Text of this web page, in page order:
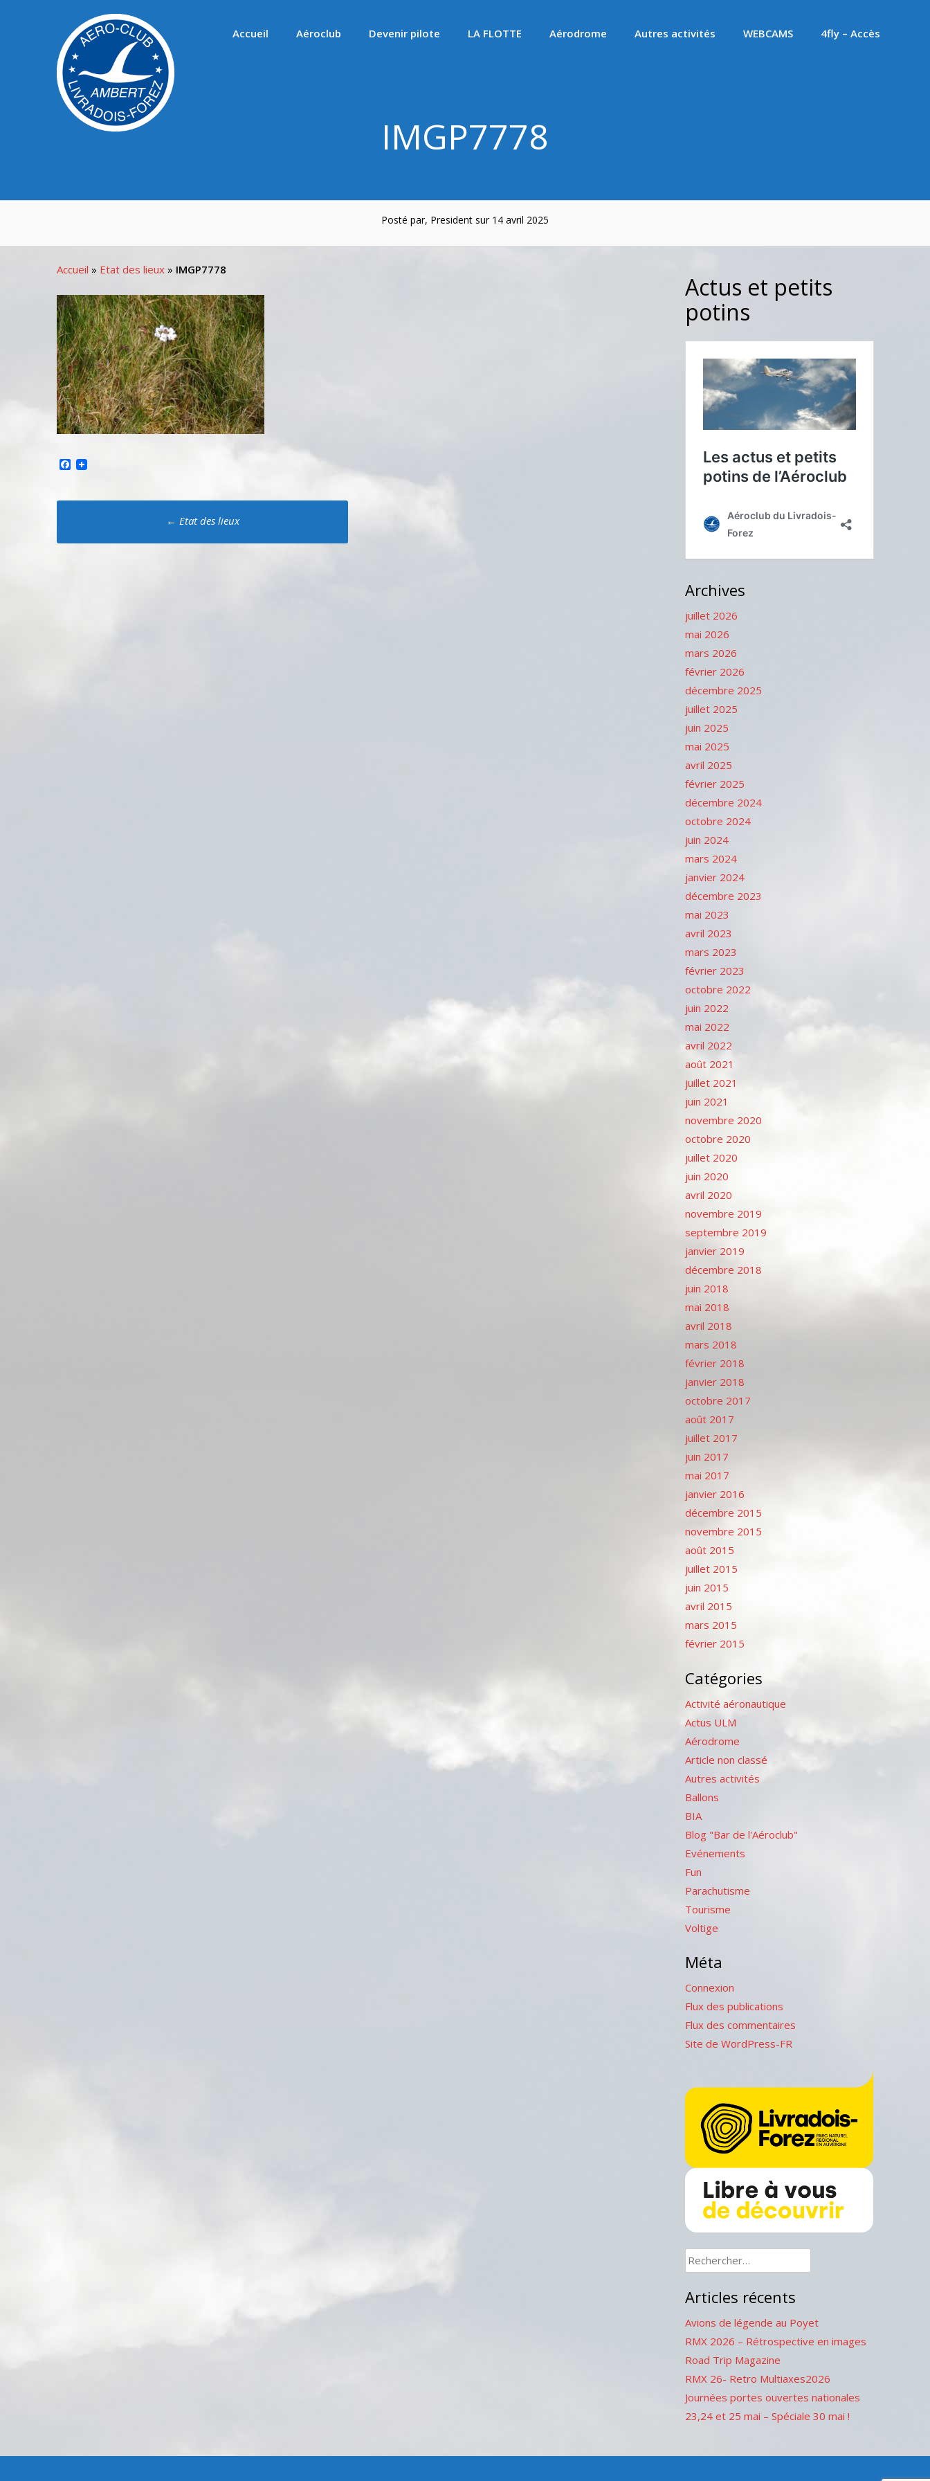
Accueil Aéroclub Devenir pilote LA FLOTTE Aérodrome Autres activités WEBCAMS 4fly – Accès
IMGP7778
Posté par, President sur 14 avril 2025
Accueil » Etat des lieux » IMGP7778
Facebook
Poste
navigation
← Etat des lieux
Actus et petits
potins
Archives
juillet 2026
mai 2026
mars 2026
février 2026
décembre 2025
juillet 2025
juin 2025
mai 2025
avril 2025
février 2025
décembre 2024
octobre 2024
juin 2024
mars 2024
janvier 2024
décembre 2023
mai 2023
avril 2023
mars 2023
février 2023
octobre 2022
juin 2022
mai 2022
avril 2022
août 2021
juillet 2021
juin 2021
novembre 2020
octobre 2020
juillet 2020
juin 2020
avril 2020
novembre 2019
septembre 2019
janvier 2019
décembre 2018
juin 2018
mai 2018
avril 2018
mars 2018
février 2018
janvier 2018
octobre 2017
août 2017
juillet 2017
juin 2017
mai 2017
janvier 2016
décembre 2015
novembre 2015
août 2015
juillet 2015
juin 2015
avril 2015
mars 2015
février 2015
Catégories
Activité aéronautique
Actus ULM
Aérodrome
Article non classé
Autres activités
Ballons
BIA
Blog "Bar de l'Aéroclub"
Evénements
Fun
Parachutisme
Tourisme
Voltige
Méta
Connexion
Flux des publications
Flux des commentaires
Site de WordPress-FR
Rechercher :
Articles récents
Avions de légende au Poyet
RMX 2026 – Rétrospective en images
Road Trip Magazine
RMX 26- Retro Multiaxes2026
Journées portes ouvertes nationales
23,24 et 25 mai – Spéciale 30 mai !